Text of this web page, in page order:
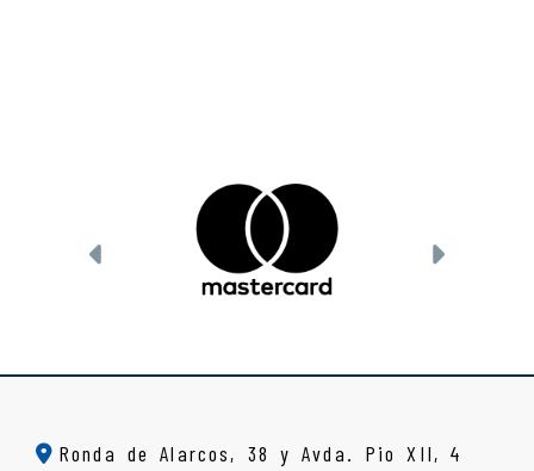
Anterior
Ronda de Alarcos, 38 y Avda. Pio XII, 4